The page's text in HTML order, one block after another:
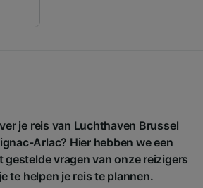
je reis van Luchthaven Brussel
Arlac? Hier hebben we een
gestelde vragen van onze reizigers
te helpen je reis te plannen.